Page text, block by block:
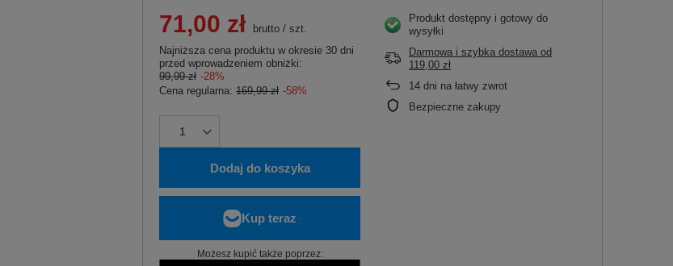
71,00 zł brutto / szt.
Najniższa cena produktu w okresie 30 dni
przed wprowadzeniem obniżki:
99,99 zł -28%
Cena regularna: 169,99 zł -58%
Dodaj do koszyka
Możesz kupić także poprzez:
Produkt dostępny i gotowy do
wysyłki
Darmowa i szybka dostawa od
119,00 zł
14 dni na łatwy zwrot
Bezpieczne zakupy